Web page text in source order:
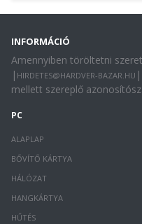
INFORMÁCIÓ
Amennyiben töröltetni
| HIRDETES@HARDVER-BAZAR.HU
mellett szereplő
PC
ALAPLAP
BŐVÍTŐ KÁRTYA
HÁLÓZAT
HANGKÁRTYA
HŰTÉS